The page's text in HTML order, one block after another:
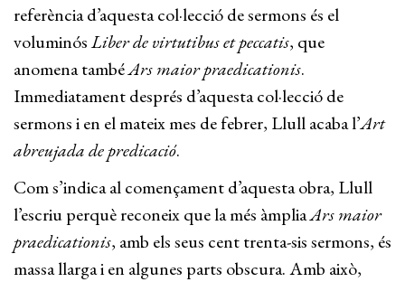
referència d’aquesta col·lecció de sermons és el
voluminósLiber de virtutibus et peccatis, que
anomena tambéArs maior praedicationis.
Immediatament després d’aquesta col·lecció de
sermons i en el mateix mes de febrer, Llull acaba l’Art
abreujada de predicació.
Com s’indica al començament d’aquesta obra, Llull
l’escriu perquè reconeix que la més àmpliaArs maior
praedicationis, amb els seus cent trenta-sis sermons, és
massa llarga i en algunes parts obscura. Amb això,